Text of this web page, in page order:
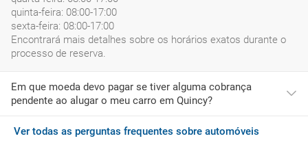
quinta-feira: 08:00-17:00
sexta-feira: 08:00-17:00
Encontrará mais detalhes sobre os horários exatos durante o
processo de reserva.
Em que moeda devo pagar se tiver alguma cobrança
pendente ao alugar o meu carro em Quincy?
Se ao chegar a Quincy desejar adquirir serviços adicionais ou
Ver todas as perguntas frequentes sobre automóveis